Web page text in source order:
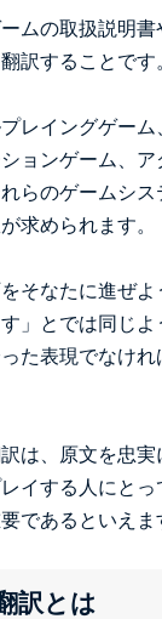
ムの取扱説明
訳することです
レイングゲーム
ョンゲーム、ア
らのゲームシ
求められます。
そなたに進ぜ
」とでは同じ
た表現でなけ
は、原文を忠実
イする人にと
であるといえま
訳とは